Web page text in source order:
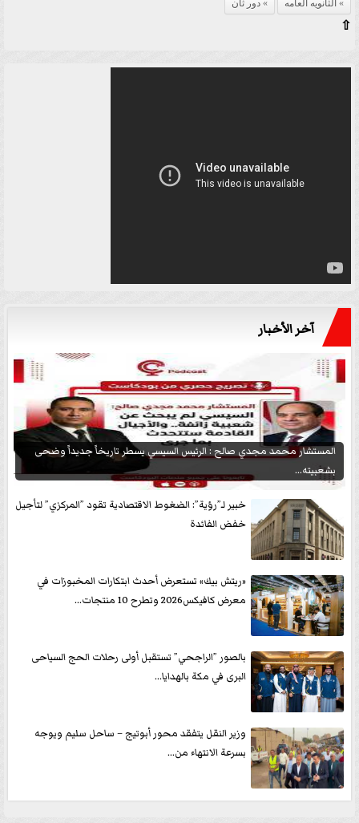
الثانويه العامه دور ثان
⇧
آخر الأخبار
المستشار محمد مجدي صالح : الرئيس السيسي يسطر تاريخاً جديداً وضحى
بشعبيته...
خبير لـ”رؤية”: الضغوط الاقتصادية تقود ”المركزي” لتأجيل
خفض الفائدة
«ريتش بيك» تستعرض أحدث ابتكارات المخبوزات في
معرض كافيكس2026 وتطرح 10 منتجات...
بالصور ”الراجحي” تستقبل أولى رحلات الحج السياحى
البرى في مكة بالهدايا...
وزير النقل يتفقد محور أبوتيج – ساحل سليم ويوجه
بسرعة الانتهاء من...